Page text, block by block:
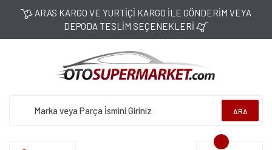
ARAS KARGO VE YURTİÇİ KARGO İLE GÖNDERİM VEYA
DEPODA TESLİM SEÇENEKLERİ
ARA